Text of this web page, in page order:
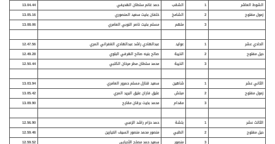
الشوط العاشر 1 الشقب حمد غانم سلطان الهديفي
13.04.44
زمول مفتوح
2 الشامخ خلفان بخيت سعيد المنصوري
13.05.16
3
ملهم مسلم بخيت ناصر النوبي العامري 13.08.06
الحادي عشر 1 عوايد عبدالهادي راشد عبدالهادي الغفراني المري
12.47.56
حيل مفتوح
2 الذيبة صالح بنيه صالح الهرفي البلوي
12.49.28
3
الذيبة محمد سلطان مطر مرخان الكتبي 12.50.44
الثاني عشر 1 شاهين سعيد قنازل مسلم حمرور العامري
13.03.94
زمول مفتوح
2 مبلش عتيق فاران عتيق البريد المري
13.05.42
3
مقدام محمد بخيت برقان مقارح 13.09.90
الثالث عشر 1 بلشة حمد حزام راشد الزعبي
12.56.90
حيل مفتوح
2 الظبي منصور محمد منصور السيف الخيارين
12.59.46
3
منصور سعيد حمد مصلح الأحبابي 12.59.52